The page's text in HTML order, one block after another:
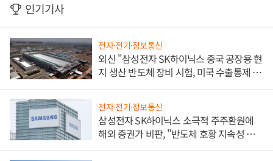
인기기사
전자·전기·정보통신
외신 "삼성전자 SK하이닉스 중국 공장용 현
지 생산 반도체 장비 시험, 미국 수출통제 대
전자·전기·정보통신
삼성전자 SK하이닉스 소극적 주주환원에
해외 증권가 비판, "반도체 호황 지속성 의